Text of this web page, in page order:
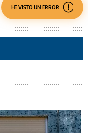
HE VISTO UN ERROR